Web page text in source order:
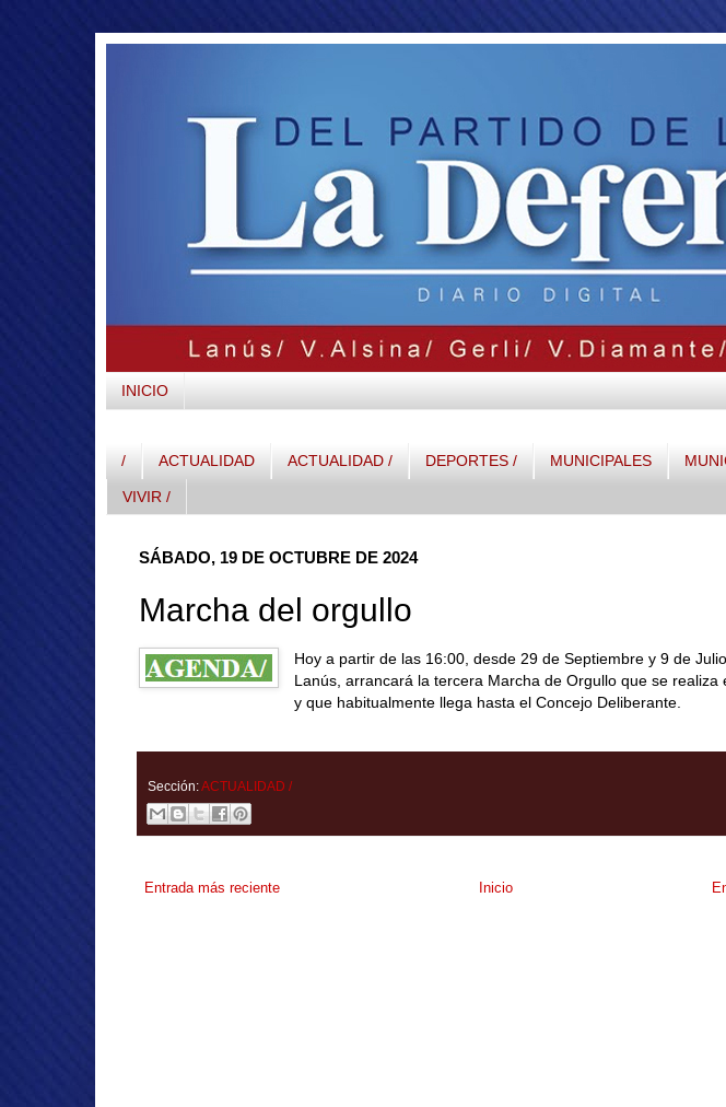
INICIO
/ ACTUALIDAD ACTUALIDAD / DEPORTES / MUNICIPALES
VIVIR /
SÁBADO, 19 DE OCTUBRE DE 2024
Marcha del orgullo
Hoy a partir de las 16:00, desde 29 de Septiembre y 9 de
Lanús, arrancará la tercera Marcha de Orgullo que se realiza
y que habitualmente llega hasta el Concejo Deliberante.
Sección:ACTUALIDAD /
Entrada más reciente Inicio